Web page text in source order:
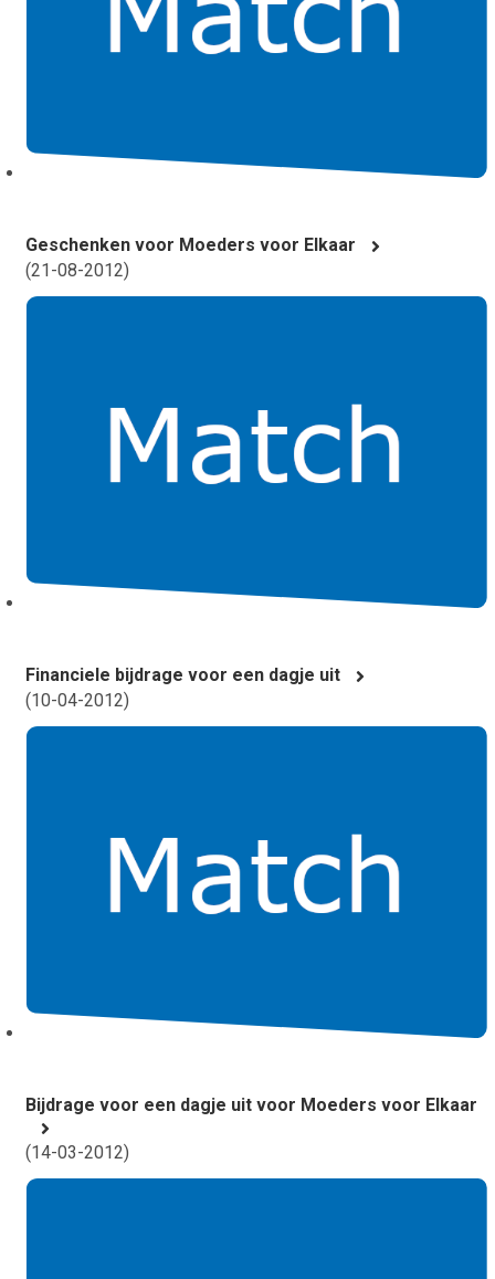
Geschenken voor Moeders voor Elkaar
(21-08-2012)
Financiele bijdrage voor een dagje uit
(10-04-2012)
Bijdrage voor een dagje uit voor Moeders voor Elkaar
(14-03-2012)